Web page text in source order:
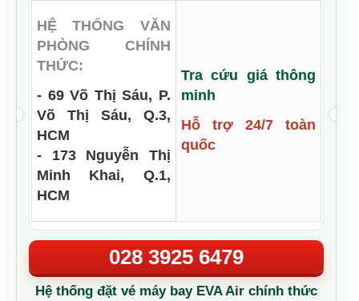
HỆ THỐNG VĂN
PHÒNG CHÍNH
THỨC:
- 69 Võ Thị Sáu, P.
Võ Thị Sáu, Q.3,
HCM
- 173 Nguyễn Thị
Minh Khai, Q.1,
HCM
Tra cứu giá thông
minh
Hỗ trợ 24/7 toàn
quốc
028 3925 6479
Hệ thống đặt vé máy bay EVA Air chính thức